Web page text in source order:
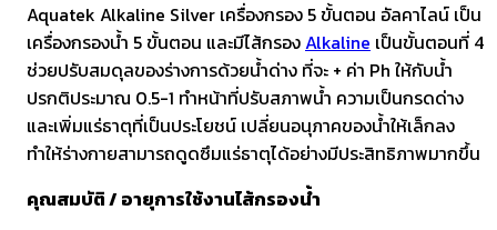
ชิ้น
Aquatek Alkaline Silver เครื่องกรอง 5 ขั้นตอน อัลคาไลน์ เป็น
เครื่องกรองน้ำ 5 ขั้นตอน และมีไส้กรองAlkaline เป็นขั้นตอนที่ 4
ช่วยปรับสมดุลของร่างการด้วยน้ำด่าง ที่จะ + ค่า Ph ให้กับน้ำ
ปรกติประมาณ 0.5-1 ทำหน้าที่ปรับสภาพน้ำ ความเป็นกรดด่าง
และเพิ่มแร่ธาตุที่เป็นประโยชน์ เปลี่ยนอนุภาคของน้ำให้เล็กลง
ทำให้ร่างกายสามารถดูดซึมแร่ธาตุได้อย่างมีประสิทธิภาพมากขึ้น
คุณสมบัติ / อายุการใช้งานไส้กรองน้ำ